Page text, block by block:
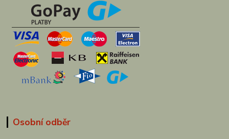
Osobní odběr